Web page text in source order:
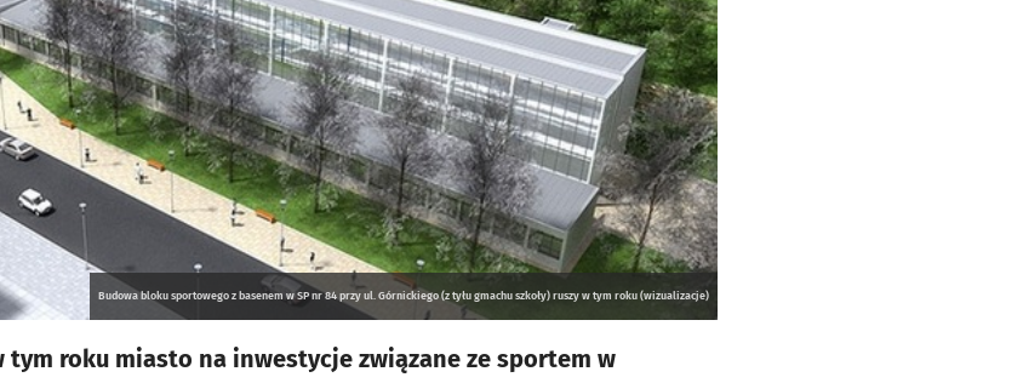
Budowa bloku sportowego z basenem w SP nr 84 przy ul. Górnickiego (z tyłu gmachu szkoły) ruszy w tym roku (wizualizacje)
tym roku miasto na inwestycje związane ze sportem w